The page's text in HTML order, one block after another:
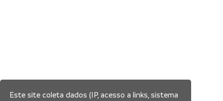
Este site coleta dados (IP, acesso a links, sistema